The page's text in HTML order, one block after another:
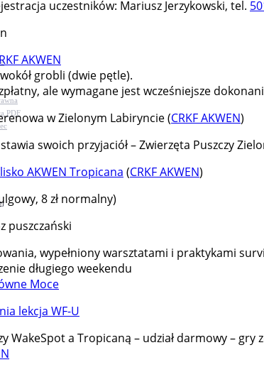
PDF
uczestników: Mariusz Jerzykowski, tel.
AKWEN
grobli (dwie pętle).
ale wymagane jest wcześniejsze
w Zielonym Labiryncie (CRKF AKWEN)
swoich przyjaciół – Zwierzęta Puszczy
AKWEN Tropicana (CRKF AKWEN)
8 zł normalny)
puszczański
wypełniony warsztatami i praktykami
długiego weekendu
Moce
lekcja WF-U
WakeSpot a Tropicaną – udział darmowy –